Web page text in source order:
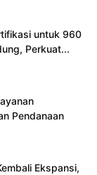
untuk 960
Perkuat...
Pendanaan
Ekspansi,